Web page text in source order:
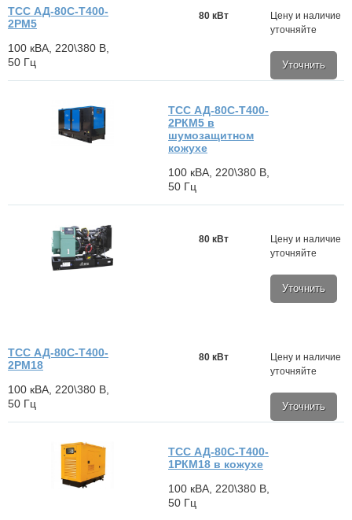
ТСС АД-80С-Т400-
2РМ5
100 кВА, 220\380 В,
50 Гц
Цену и наличие
уточняйте
Уточнить
80 кВт
ТСС АД-80С-Т400-
2РКМ5 в
шумозащитном
кожухе
100 кВА, 220\380 В,
50 Гц
Цену и наличие
уточняйте
Уточнить
80 кВт
ТСС АД-80С-Т400-
2РМ18
100 кВА, 220\380 В,
50 Гц
Цену и наличие
уточняйте
Уточнить
80 кВт
ТСС АД-80С-Т400-
1РКМ18 в кожухе
100 кВА, 220\380 В,
50 Гц